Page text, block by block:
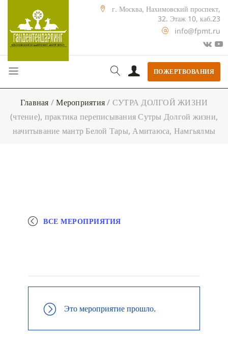
г. Москва, Нахимовский проспект,
32. Этаж 10, каб.23
info@fpmt.ru
ПОЖЕРТВОВАНИЯ
Главная /Мероприятия/ СУТРА ДОЛГОЙ ЖИЗНИ
(чтение), практика переписывания Сутры Долгой жизни,
начитывание мантр Белой Тары, Амитаюса, Намгьялмы
ВСЕ МЕРОПРИЯТИЯ
Это мероприятие прошло.